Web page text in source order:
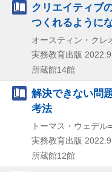
クリエイティブ
つくれるように
オースティン・クレ
実務教育出版 2022.9
所蔵館14館
解決できない問
考法
トーマス・ウェデ
実務教育出版 2022.9
所蔵館12館